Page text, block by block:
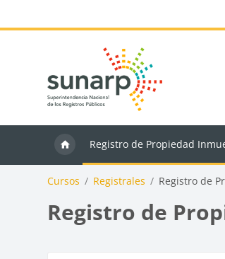
Registro de Propiedad
Cursos Registrales Registro de
Registro de